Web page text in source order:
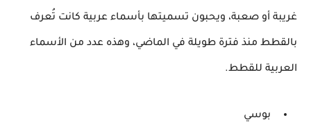
غريبة أو صعبة، ويحبون تسميتها بأسماء عربية كانت تُعرف
بالقطط منذ فترة طويلة في الماضي، وهذه عدد من الأسماء
العربية للقطط.
بوسي